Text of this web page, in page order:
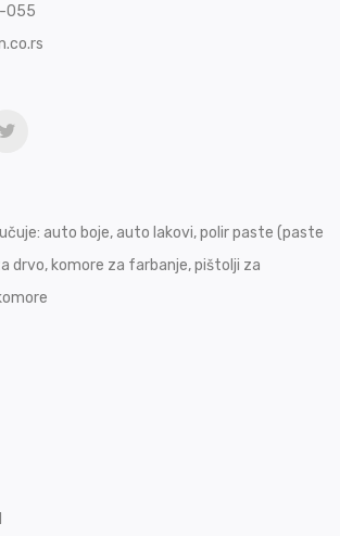
055
auto boje, auto lakovi, polir paste (paste
drvo, komore za farbanje, pištolji za